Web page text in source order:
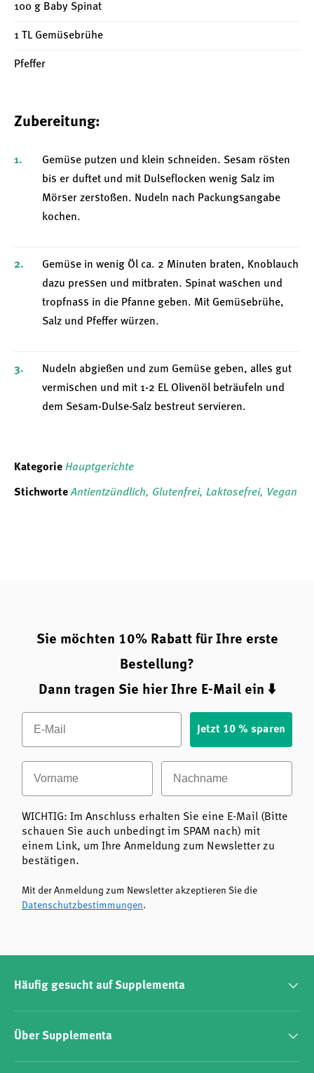
100 g Baby Spinat
1 TL Gemüsebrühe
Pfeffer
Zubereitung:
Gemüse putzen und klein schneiden. Sesam rösten
bis er duftet und mit Dulseflocken wenig Salz im
Mörser zerstoßen. Nudeln nach Packungsangabe
kochen.
Gemüse in wenig Öl ca. 2 Minuten braten, Knoblauch
dazu pressen und mitbraten. Spinat waschen und
tropfnass in die Pfanne geben. Mit Gemüsebrühe,
Salz und Pfeffer würzen.
Nudeln abgießen und zum Gemüse geben, alles gut
vermischen und mit 1-2 EL Olivenöl beträufeln und
dem Sesam-Dulse-Salz bestreut servieren.
Kategorie Hauptgerichte
Stichworte Antientzündlich, Glutenfrei, Laktosefrei, Vegan
Sie möchten 10% Rabatt für Ihre erste
Bestellung?
Dann tragen Sie hier Ihre E-Mail ein ⬇️
Email
Jetzt 10 % sparen
Vorname Nachname
WICHTIG: Im Anschluss erhalten Sie eine E-Mail (Bitte
schauen Sie auch unbedingt im SPAM nach) mit
einem Link, um Ihre Anmeldung zum Newsletter zu
bestätigen.
Mit der Anmeldung zum Newsletter akzeptieren Sie die
Datenschutzbestimmungen.
Häufig gesucht auf Supplementa
Über Supplementa